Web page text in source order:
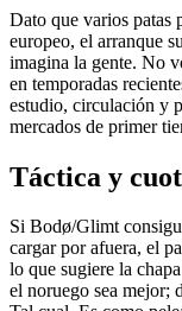
Dato que varios patas
europeo, el arranque
imagina la gente. No
en temporadas
estudio, circulación y
mercados de primer
Táctica y
Si Bodø/Glimt
cargar por afuera, el
lo que sugiere la
el noruego sea mejor;